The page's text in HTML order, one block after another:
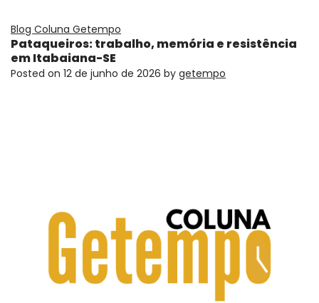
Blog Coluna Getempo
Pataqueiros: trabalho, memória e resistência
em Itabaiana-SE
Posted on 12 de junho de 2026 by getempo